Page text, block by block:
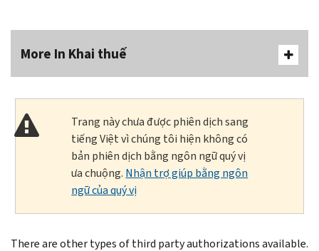
More In Khai thuế
Trang này chưa được phiên dịch sang
tiếng Việt vì chúng tôi hiện không có
bản phiên dịch bằng ngôn ngữ quý vị
ưa chuộng. Nhận trợ giúp bằng ngôn
ngữ của quý vị
There are other types of third party authorizations available.